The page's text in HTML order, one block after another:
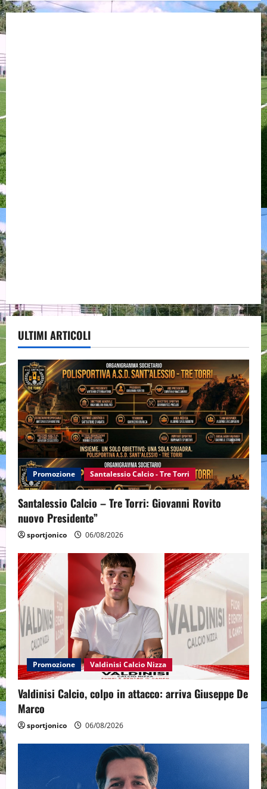
ULTIMI ARTICOLI
Promozione Santalessio Calcio - Tre Torri
Santalessio Calcio – Tre Torri: Giovanni Rovito
nuovo Presidente”
sportjonico 06/08/2026
Promozione Valdinisi Calcio Nizza
Valdinisi Calcio, colpo in attacco: arriva Giuseppe De
Marco
sportjonico 06/08/2026